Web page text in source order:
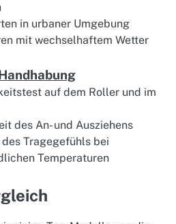
in urbaner Umgebung
mit wechselhaftem Wetter
auf dem Roller und im
des An- und Ausziehens
Tragegefühls bei
Temperaturen